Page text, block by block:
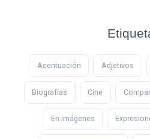
Acentuación Adjetivos
Biografías Cine
En imágenes